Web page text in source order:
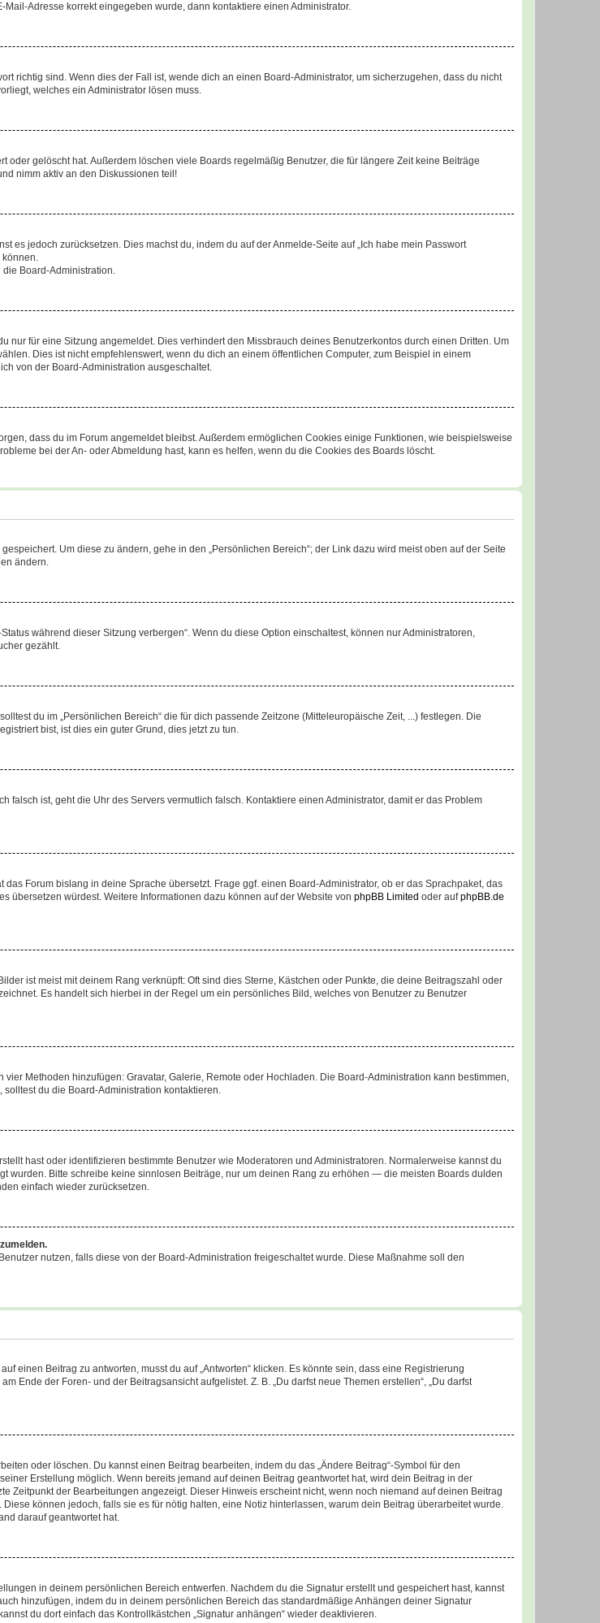
Adresse korrekt eingegeben wurde, dann kontaktiere einen Administrator.
richtig sind. Wenn dies der Fall ist, wende dich an einen Board-Administrator, um sicherzugehen, dass du nicht
welches ein Administrator lösen muss.
gelöscht hat. Außerdem löschen viele Boards regelmäßig Benutzer, die für längere Zeit keine Beiträge
nimm aktiv an den Diskussionen teil!
es jedoch zurücksetzen. Dies machst du, indem du auf der Anmelde-Seite auf „Ich habe mein Passwort
können.
Board-Administration.
nur für eine Sitzung angemeldet. Dies verhindert den Missbrauch deines Benutzerkontos durch einen Dritten. Um
Dies ist nicht empfehlenswert, wenn du dich an einem öffentlichen Computer, zum Beispiel in einem
von der Board-Administration ausgeschaltet.
dass du im Forum angemeldet bleibst. Außerdem ermöglichen Cookies einige Funktionen, wie beispielsweise
bei der An- oder Abmeldung hast, kann es helfen, wenn du die Cookies des Boards löscht.
Um diese zu ändern, gehe in den „Persönlichen Bereich“; der Link dazu wird meist oben auf der Seite
ändern.
während dieser Sitzung verbergen“. Wenn du diese Option einschaltest, können nur Administratoren,
gezählt.
du im „Persönlichen Bereich“ die für dich passende Zeitzone (Mitteleuropäische Zeit, ...) festlegen. Die
bist, ist dies ein guter Grund, dies jetzt zu tun.
ist, geht die Uhr des Servers vermutlich falsch. Kontaktiere einen Administrator, damit er das Problem
Forum bislang in deine Sprache übersetzt. Frage ggf. einen Board-Administrator, ob er das Sprachpaket, das
übersetzen würdest. Weitere Informationen dazu können auf der Website von phpBB Limited oder aufphpBB.de
ist meist mit deinem Rang verknüpft: Oft sind dies Sterne, Kästchen oder Punkte, die deine Beitragszahl oder
Es handelt sich hierbei in der Regel um ein persönliches Bild, welches von Benutzer zu Benutzer
Methoden hinzufügen: Gravatar, Galerie, Remote oder Hochladen. Die Board-Administration kann bestimmen,
du die Board-Administration kontaktieren.
hast oder identifizieren bestimmte Benutzer wie Moderatoren und Administratoren. Normalerweise kannst du
wurden. Bitte schreibe keine sinnlosen Beiträge, nur um deinen Rang zu erhöhen — die meisten Boards dulden
einfach wieder zurücksetzen.
nutzen, falls diese von der Board-Administration freigeschaltet wurde. Diese Maßnahme soll den
einen Beitrag zu antworten, musst du auf „Antworten“ klicken. Es könnte sein, dass eine Registrierung
Ende der Foren- und der Beitragsansicht aufgelistet. Z. B. „Du darfst neue Themen erstellen“, „Du darfst
oder löschen. Du kannst einen Beitrag bearbeiten, indem du das „Ändere Beitrag“-Symbol für den
Erstellung möglich. Wenn bereits jemand auf deinen Beitrag geantwortet hat, wird dein Beitrag in der
Zeitpunkt der Bearbeitungen angezeigt. Dieser Hinweis erscheint nicht, wenn noch niemand auf deinen Beitrag
können jedoch, falls sie es für nötig halten, eine Notiz hinterlassen, warum dein Beitrag überarbeitet wurde.
darauf geantwortet hat.
in deinem persönlichen Bereich entwerfen. Nachdem du die Signatur erstellt und gespeichert hast, kannst
hinzufügen, indem du in deinem persönlichen Bereich das standardmäßige Anhängen deiner Signatur
du dort einfach das Kontrollkästchen „Signatur anhängen“ wieder deaktivieren.